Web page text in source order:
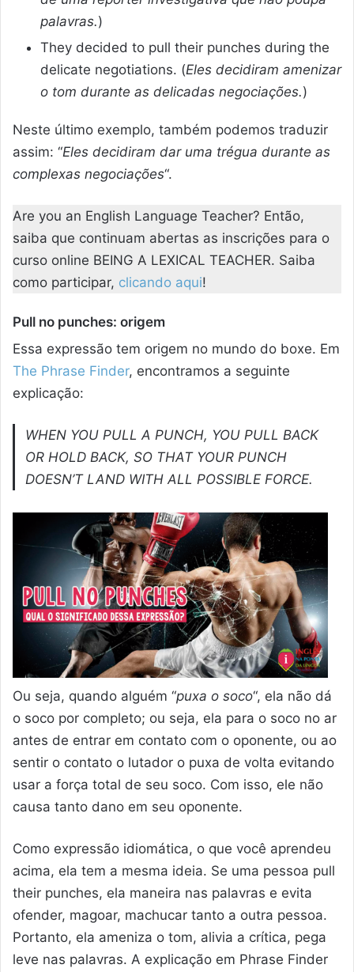
palavras.)
They decided to pull their punches during the
delicate negotiations. (Eles decidiram amenizar
o tom durante as delicadas negociações.)
Neste último exemplo, também podemos traduzir
assim: “Eles decidiram dar uma trégua durante as
complexas negociações“.
Are you an English Language Teacher? Então,
saiba que continuam abertas as inscrições para o
curso online BEING A LEXICAL TEACHER. Saiba
como participar, clicando aqui!
Pull no punches: origem
Essa expressão tem origem no mundo do boxe. Em
The Phrase Finder, encontramos a seguinte
explicação:
WHEN YOU PULL A PUNCH, YOU PULL BACK
OR HOLD BACK, SO THAT YOUR PUNCH
DOESN’T LAND WITH ALL POSSIBLE FORCE.
Ou seja, quando alguém “puxa o soco“, ela não dá
o soco por completo; ou seja, ela para o soco no ar
antes de entrar em contato com o oponente, ou ao
sentir o contato o lutador o puxa de volta evitando
usar a força total de seu soco. Com isso, ele não
causa tanto dano em seu oponente.
Como expressão idiomática, o que você aprendeu
acima, ela tem a mesma ideia. Se uma pessoa pull
their punches, ela maneira nas palavras e evita
ofender, magoar, machucar tanto a outra pessoa.
Portanto, ela ameniza o tom, alivia a crítica, pega
leve nas palavras. A explicação em Phrase Finder